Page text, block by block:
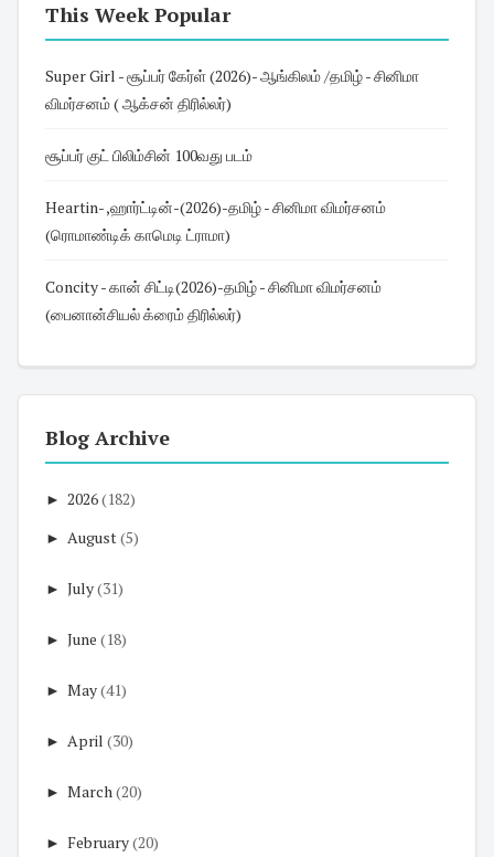
This Week Popular
Super Girl - சூப்பர் கேர்ள் (2026)- ஆங்கிலம் /தமிழ் - சினிமா
விமர்சனம் ( ஆக்சன் திரில்லர்)
சூப்பர் குட் பிலிம்சின் 100வது படம்
Heartin- ,ஹார்ட்டின்-(2026)-தமிழ் - சினிமா விமர்சனம்
(ரொமாண்டிக் காமெடி ட்ராமா)
Concity - கான் சிட்டி(2026)-தமிழ் - சினிமா விமர்சனம்
(பைனான்சியல் க்ரைம் திரில்லர்)
Blog Archive
► 2026(182)
► August(5)
► July(31)
► June (18)
► May(41)
► April (30)
► March(20)
► February(20)